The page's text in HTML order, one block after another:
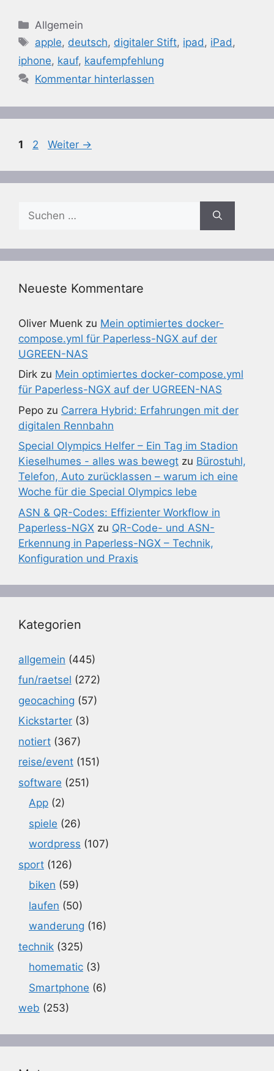
Kategorien
Allgemein
Schlagwörter
apple, deutsch, digitaler Stift, ipad , iPad ,
iphone, kauf, kaufempfehlung
Kommentar hinterlassen
Seite
1 Seite
2 Weiter →
nach:
Neueste Kommentare
Oliver Muenk zu Mein optimiertes docker-
compose.yml für Paperless-NGX auf der
UGREEN-NAS
Dirk zu Mein optimiertes docker-compose.yml
für Paperless-NGX auf der UGREEN-NAS
Pepo zu Carrera Hybrid: Erfahrungen mit der
digitalen Rennbahn
Special Olympics Helfer – Ein Tag im Stadion
Kieselhumes - alles was bewegt zu Bürostuhl,
Telefon, Auto zurücklassen – warum ich eine
Woche für die Special Olympics lebe
ASN & QR-Codes: Effizienter Workflow in
Paperless-NGX zu QR-Code- und ASN-
Erkennung in Paperless-NGX – Technik,
Konfiguration und Praxis
Kategorien
allgemein (445)
fun/raetsel (272)
geocaching (57)
Kickstarter (3)
notiert (367)
reise/event (151)
software (251)
App (2)
spiele (26)
wordpress (107)
sport (126)
biken (59)
laufen (50)
wanderung (16)
technik (325)
homematic (3)
Smartphone (6)
web (253)